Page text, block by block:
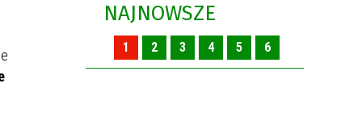
NAJNOWSZE
1 2 3 4 5 6